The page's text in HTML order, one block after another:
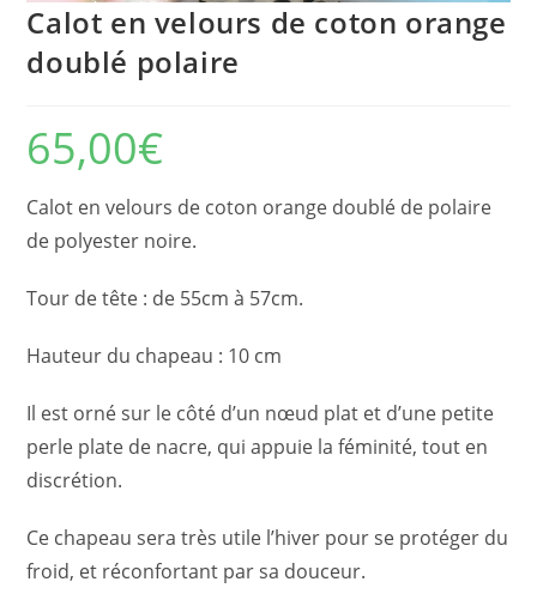
Calot en velours de coton orange
doublé polaire
65,00€
Calot en velours de coton orange doublé de polaire
de polyester noire.
Tour de tête : de 55cm à 57cm.
Hauteur du chapeau : 10 cm
Il est orné sur le côté d’un nœud plat et d’une petite
perle plate de nacre, qui appuie la féminité, tout en
discrétion.
Ce chapeau sera très utile l’hiver pour se protéger du
froid, et réconfortant par sa douceur.